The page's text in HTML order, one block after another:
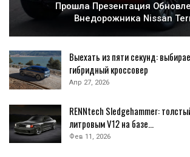
Прошла Презентация
Внедорожника Nissan
Выехать из пяти секунд:
гибридный кроссовер
Апр 27, 2026
RENNtech Sledgehammer:
литровым V12 на базе…
Фев 11, 2026